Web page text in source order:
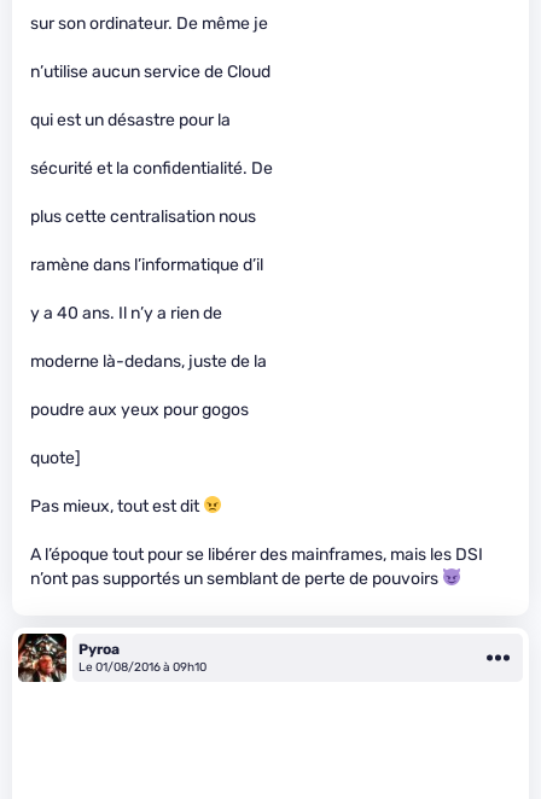
sur son ordinateur. De même je
n’utilise aucun service de Cloud
qui est un désastre pour la
sécurité et la confidentialité. De
plus cette centralisation nous
ramène dans l’informatique d’il
y a 40 ans. Il n’y a rien de
moderne là-dedans, juste de la
poudre aux yeux pour gogos
quote]
Pas mieux, tout est dit
A l’époque tout pour se libérer des mainframes, mais les DSI
n’ont pas supportés un semblant de perte de pouvoirs
Pyroa
Le 01/08/2016 à 09h10